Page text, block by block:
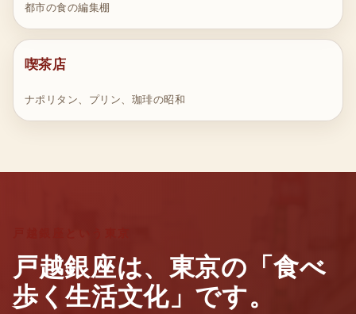
都市の食の編集棚
喫茶店
ナポリタン、プリン、珈琲の昭和
戸越銀座は、東京の「食べ
歩く生活文化」です。